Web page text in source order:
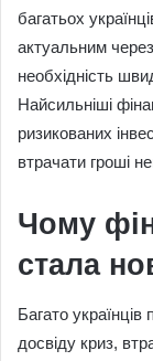
багатьох
актуальним
необхідність
Найсильніші
ризикованих
втрачати гроші
Чому
стала
Багато
досвіду криз,